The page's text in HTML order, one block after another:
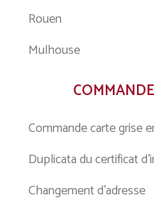
Rouen
Mulhouse
Commande carte grise
Duplicata du certificat
Changement d’adresse